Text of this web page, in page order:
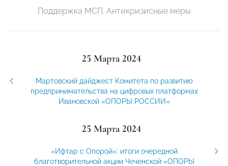
Поддержка МСП. Антикризисные меры
25 Марта 2024
Мартовский дайджест Комитета по развитию
предпринимательства на цифровых платформах
Ивановской «ОПОРЫ РОССИИ»
25 Марта 2024
«Ифтар с Опорой»: итоги очередной
благотворительной акции Чеченской «ОПОРЫ